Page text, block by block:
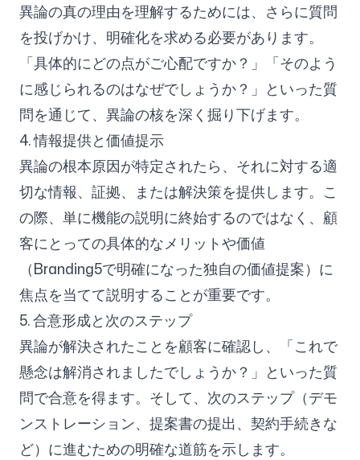
異論の真の理由を理解するためには、さらに質問
を投げかけ、明確化を求める必要があります。
「具体的にどの点がご心配ですか？」「そのよう
に感じられるのはなぜでしょうか？」といった質
問を通じて、異論の核を深く掘り下げます。
4. 情報提供と価値提示
異論の根本原因が特定されたら、それに対する適
切な情報、証拠、または解決策を提供します。こ
の際、単に機能の説明に終始するのではなく、顧
客にとっての具体的なメリットや価値
（Branding5で明確になった独自の価値提案）に
焦点を当てて説明することが重要です。
5. 合意形成と次のステップ
異論が解決されたことを顧客に確認し、「これで
懸念は解消されましたでしょうか？」といった質
問で合意を得ます。そして、次のステップ（デモ
ンストレーション、提案書の提出、契約手続きな
ど）に進むための明確な道筋を示します。